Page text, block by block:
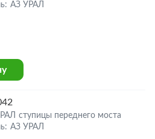
АЗ УРАЛ
ступицы переднего моста
АЗ УРАЛ